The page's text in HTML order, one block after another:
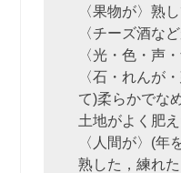
〈果物が〉熟
〈チーズ酒な
〈光・色・声
〈石・れんが
て)柔らかでな
土地がよく肥
〈人間が〉(年
熟した，練れ